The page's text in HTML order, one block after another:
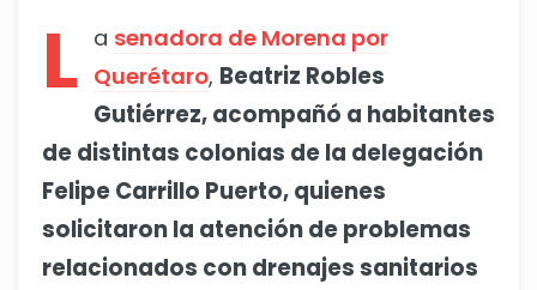
L a senadora de Morena por
Querétaro, Beatriz Robles
Gutiérrez, acompañó a habitantes
de distintas colonias de la delegación
Felipe Carrillo Puerto, quienes
solicitaron la atención de problemas
relacionados con drenajes sanitarios